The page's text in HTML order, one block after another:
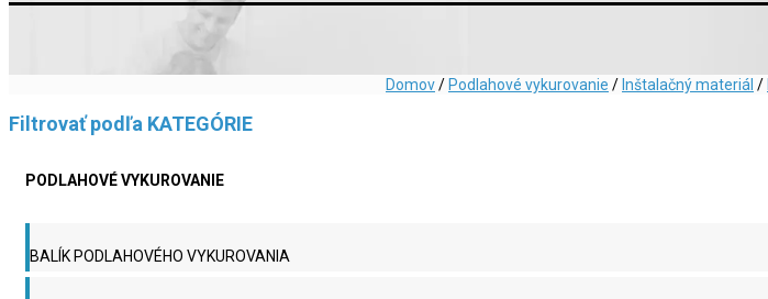
Domov/ Podlahové vykurovanie / Inštalačný materiál /
Filtrovať podľa KATEGÓRIE
PODLAHOVÉ VYKUROVANIE
BALÍK PODLAHOVÉHO VYKUROVANIA